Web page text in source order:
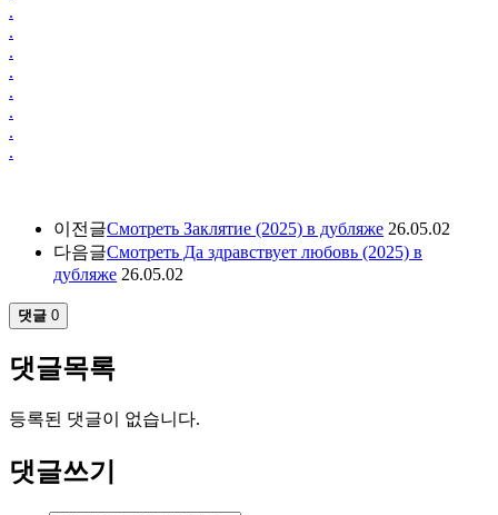
.
.
.
.
.
.
.
.
이전글Смотреть Заклятие (2025) в дубляже 26.05.02
다음글Смотреть Да здравствует любовь (2025) в
дубляже 26.05.02
댓글 0
댓글목록
등록된 댓글이 없습니다.
댓글쓰기